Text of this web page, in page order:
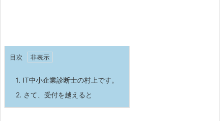
目次
1. IT中小企業診断士の村上です。
2. さて、受付を越えると